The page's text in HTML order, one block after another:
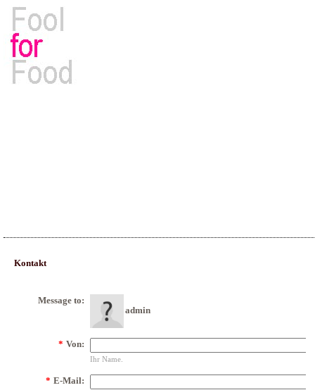
Kontakt
Message to:
admin
* Von:
Ihr Name.
* E-Mail: